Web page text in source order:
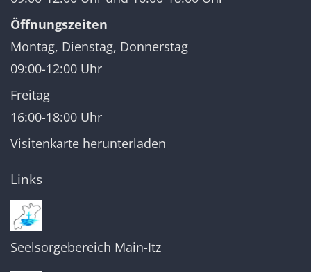
Öffnungszeiten
Montag, Dienstag, Donnerstag
09:00-12:00 Uhr
Freitag
16:00-18:00 Uhr
Visitenkarte herunterladen
Links
Seelsorgebereich Main-Itz